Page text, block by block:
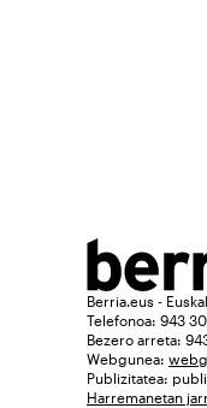
Berria.eus -
Telefonoa: 943
Bezero arreta:
Webgunea:
Publizitatea:
Harremanetan